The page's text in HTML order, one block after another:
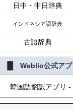
日中・中日辞典
インドネシア語辞典
古語辞典
Weblio公式アプ
韓国語翻訳アプリ